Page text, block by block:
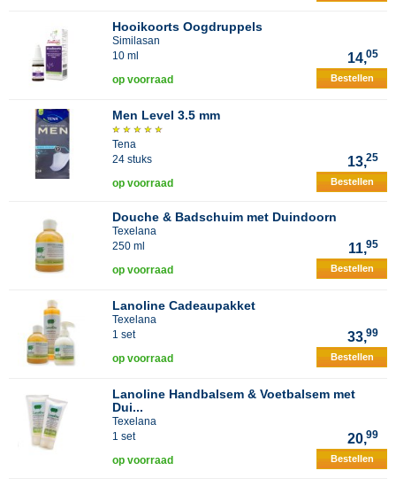
Hooikoorts Oogdruppels
Similasan
10 ml
14,05
op voorraad Bestellen
Men Level 3.5 mm
Tena
24 stuks
13,25
op voorraad Bestellen
Douche & Badschuim met Duindoorn
Texelana
250 ml
11,95
op voorraad Bestellen
Lanoline Cadeaupakket
Texelana
1 set
33,99
op voorraad Bestellen
Lanoline Handbalsem & Voetbalsem met
Dui...
Texelana
1 set
20,99
op voorraad Bestellen